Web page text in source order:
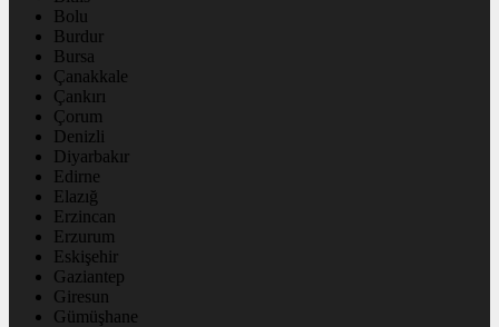
Bolu
Burdur
Bursa
Çanakkale
Çankırı
Çorum
Denizli
Diyarbakır
Edirne
Elazığ
Erzincan
Erzurum
Eskişehir
Gaziantep
Giresun
Gümüşhane